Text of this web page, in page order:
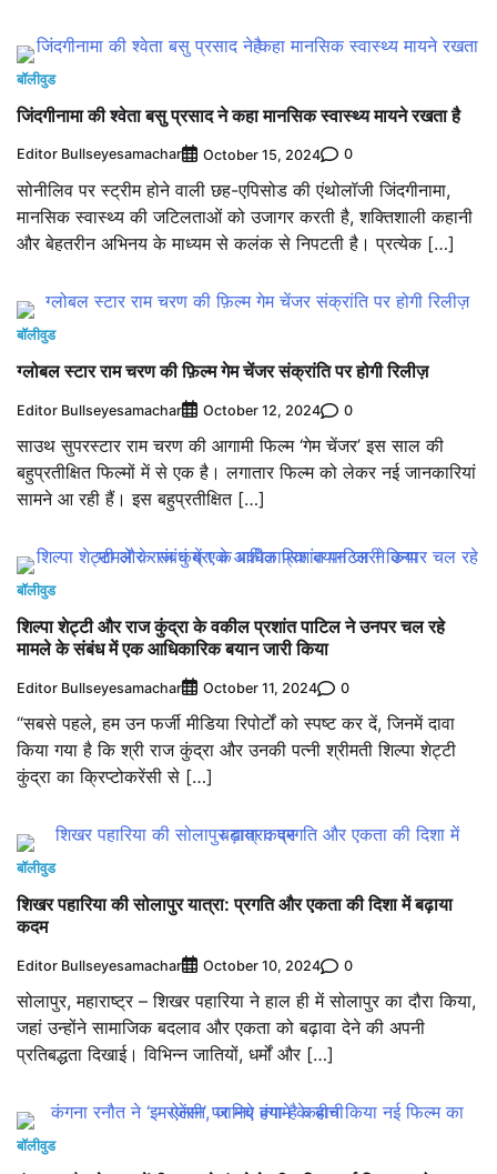
बॉलीवुड
जिंदगीनामा की श्वेता बसु प्रसाद ने कहा मानसिक स्वास्थ्य मायने रखता है
Editor Bullseyesamachar October 15, 2024 0
सोनीलिव पर स्ट्रीम होने वाली छह-एपिसोड की एंथोलॉजी जिंदगीनामा,
मानसिक स्वास्थ्य की जटिलताओं को उजागर करती है, शक्तिशाली कहानी
और बेहतरीन अभिनय के माध्यम से कलंक से निपटती है। प्रत्येक […]
बॉलीवुड
ग्लोबल स्टार राम चरण की फ़िल्म गेम चेंजर संक्रांति पर होगी रिलीज़
Editor Bullseyesamachar October 12, 2024 0
साउथ सुपरस्टार राम चरण की आगामी फिल्म ‘गेम चेंजर’ इस साल की
बहुप्रतीक्षित फिल्मों में से एक है। लगातार फिल्म को लेकर नई जानकारियां
सामने आ रही हैं। इस बहुप्रतीक्षित […]
बॉलीवुड
शिल्पा शेट्टी और राज कुंद्रा के वकील प्रशांत पाटिल ने उनपर चल रहे
मामले के संबंध में एक आधिकारिक बयान जारी किया
Editor Bullseyesamachar October 11, 2024 0
“सबसे पहले, हम उन फर्जी मीडिया रिपोर्टों को स्पष्ट कर दें, जिनमें दावा
किया गया है कि श्री राज कुंद्रा और उनकी पत्नी श्रीमती शिल्पा शेट्टी
कुंद्रा का क्रिप्टोकरेंसी से […]
बॉलीवुड
शिखर पहारिया की सोलापुर यात्रा: प्रगति और एकता की दिशा में बढ़ाया
कदम
Editor Bullseyesamachar October 10, 2024 0
सोलापुर, महाराष्ट्र – शिखर पहारिया ने हाल ही में सोलापुर का दौरा किया,
जहां उन्होंने सामाजिक बदलाव और एकता को बढ़ावा देने की अपनी
प्रतिबद्धता दिखाई। विभिन्न जातियों, धर्मों और […]
बॉलीवुड